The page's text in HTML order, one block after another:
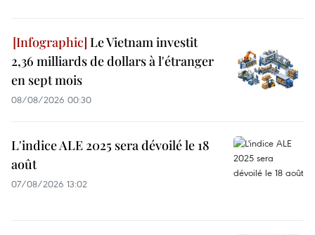
Le Vietnam investit
2,36 milliards de dollars à l'étranger
en sept mois
08/08/2026 00:30
L'indice ALE 2025 sera dévoilé le 18
août
07/08/2026 13:02